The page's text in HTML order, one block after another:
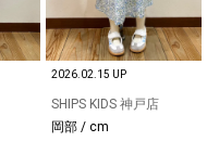
2026.02.15 UP
SHIPS KIDS 神戸店
岡部 / cm